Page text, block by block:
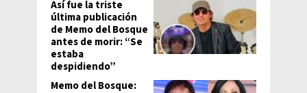
Así fue la triste
última publicación
de Memo del Bosque
antes de morir: “Se
estaba
despidiendo”
Memo del Bosque: